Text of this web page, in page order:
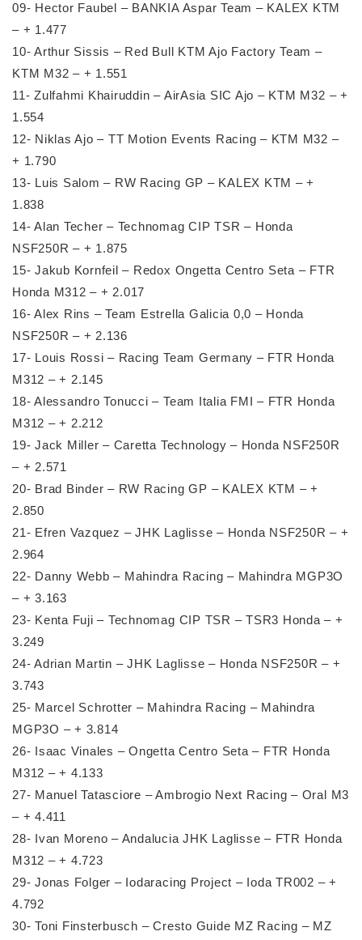
09- Hector Faubel – BANKIA Aspar Team – KALEX KTM
– + 1.477
10- Arthur Sissis – Red Bull KTM Ajo Factory Team –
KTM M32 – + 1.551
11- Zulfahmi Khairuddin – AirAsia SIC Ajo – KTM M32 – +
1.554
12- Niklas Ajo – TT Motion Events Racing – KTM M32 –
+ 1.790
13- Luis Salom – RW Racing GP – KALEX KTM – +
1.838
14- Alan Techer – Technomag CIP TSR – Honda
NSF250R – + 1.875
15- Jakub Kornfeil – Redox Ongetta Centro Seta – FTR
Honda M312 – + 2.017
16- Alex Rins – Team Estrella Galicia 0,0 – Honda
NSF250R – + 2.136
17- Louis Rossi – Racing Team Germany – FTR Honda
M312 – + 2.145
18- Alessandro Tonucci – Team Italia FMI – FTR Honda
M312 – + 2.212
19- Jack Miller – Caretta Technology – Honda NSF250R
– + 2.571
20- Brad Binder – RW Racing GP – KALEX KTM – +
2.850
21- Efren Vazquez – JHK Laglisse – Honda NSF250R – +
2.964
22- Danny Webb – Mahindra Racing – Mahindra MGP3O
– + 3.163
23- Kenta Fuji – Technomag CIP TSR – TSR3 Honda – +
3.249
24- Adrian Martin – JHK Laglisse – Honda NSF250R – +
3.743
25- Marcel Schrotter – Mahindra Racing – Mahindra
MGP3O – + 3.814
26- Isaac Vinales – Ongetta Centro Seta – FTR Honda
M312 – + 4.133
27- Manuel Tatasciore – Ambrogio Next Racing – Oral M3
– + 4.411
28- Ivan Moreno – Andalucia JHK Laglisse – FTR Honda
M312 – + 4.723
29- Jonas Folger – Iodaracing Project – Ioda TR002 – +
4.792
30- Toni Finsterbusch – Cresto Guide MZ Racing – MZ